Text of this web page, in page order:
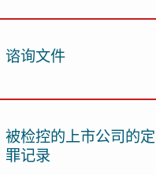
谘询文件
被检控的上市公司的定
罪记录